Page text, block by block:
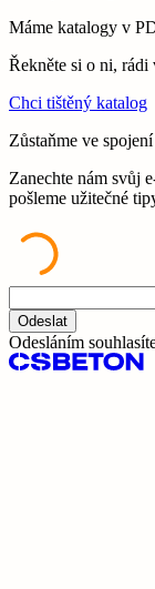
Máme katalogy v
Řekněte si o ni,
Chci tištěný katalog
Zůstaňme ve spojení
Zanechte nám svůj
pošleme užitečné
Odeslat
Odesláním